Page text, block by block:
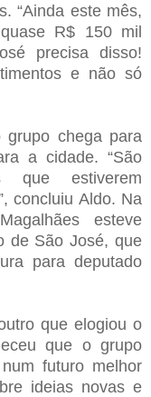
“Ainda este mês,
R$ 150 mil
precisa disso!
e não só
chega para
a cidade. “São
que estiverem
concluiu Aldo. Na
esteve
de São José, que
para deputado
que elogiou o
que o grupo
futuro melhor
ideias novas e